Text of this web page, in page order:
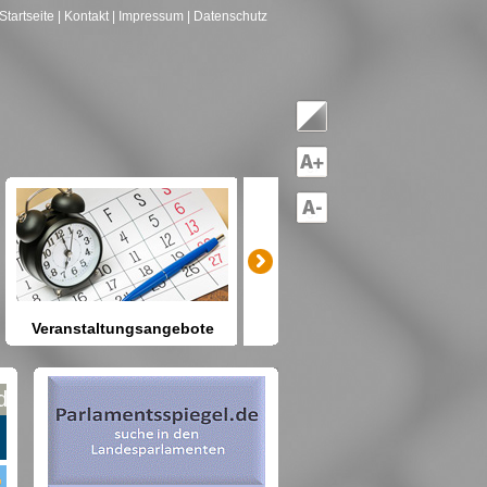
Startseite | Kontakt | Impressum | Datenschutz
Veranstaltungsangebote
Sie Berlin und seine Angebote?
nach Gruppen--->hier drücken